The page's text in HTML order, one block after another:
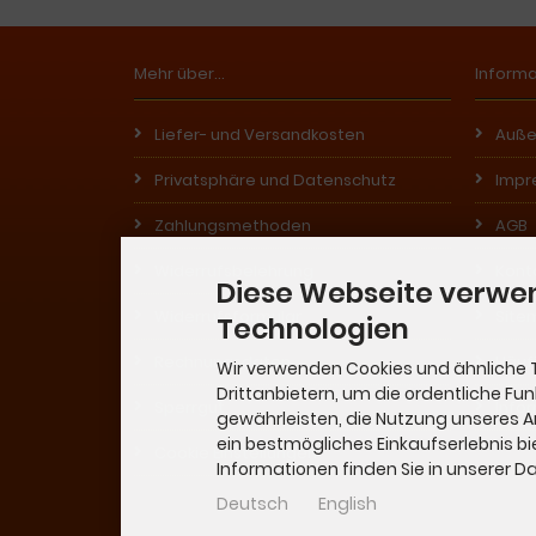
Mehr über...
Liefer- und Versandkosten
Privatsphäre und Datenschutz
Zahlungsmethoden
Widerrufsformular
Rechnungsdaten
Sperrgut
Cookie Einstellungen
AGB
Diese Webseite
Technologien
Wir verwenden Cookies und ähnliche
Drittanbietern, um die ordentliche
gewährleisten, die Nutzung unseres
ein bestmögliches Einkaufserlebnis
Informationen finden Sie in unserer
Deutsch English